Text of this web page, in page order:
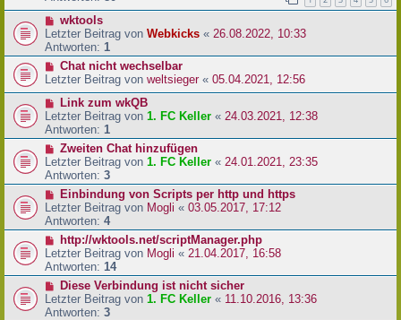
wktools
Letzter Beitrag von Webkicks « 26.08.2022, 10:33
Antworten: 1
Chat nicht wechselbar
Letzter Beitrag von weltsieger« 05.04.2021, 12:56
Link zum wkQB
Letzter Beitrag von 1. FC Keller « 24.03.2021, 12:38
Antworten: 1
Zweiten Chat hinzufügen
Letzter Beitrag von 1. FC Keller « 24.01.2021, 23:35
Antworten: 3
Einbindung von Scripts per http und https
Letzter Beitrag von Mogli « 03.05.2017, 17:12
Antworten: 4
http://wktools.net/scriptManager.php
Letzter Beitrag von Mogli « 21.04.2017, 16:58
Antworten: 14
Diese Verbindung ist nicht sicher
Letzter Beitrag von 1. FC Keller « 11.10.2016, 13:36
Antworten: 3